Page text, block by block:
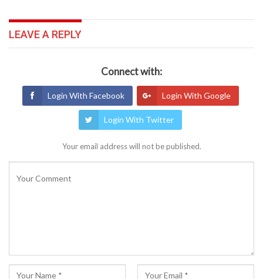
LEAVE A REPLY
Connect with:
Login With Facebook Login With Google
Login With Twitter
Your email address will not be published.